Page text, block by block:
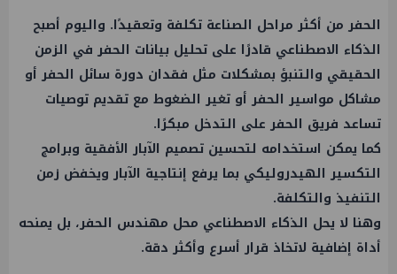
الحفر من أكثر مراحل الصناعة تكلفة وتعقيدًا. واليوم أصبح
الذكاء الاصطناعي قادرًا على تحليل بيانات الحفر في الزمن
الحقيقي والتنبؤ بمشكلات مثل فقدان دورة سائل الحفر أو
مشاكل مواسير الحفر أو تغير الضغوط مع تقديم توصيات
تساعد فريق الحفر على التدخل مبكرًا.
كما يمكن استخدامه لتحسين تصميم الآبار الأفقية وبرامج
التكسير الهيدروليكي بما يرفع إنتاجية الآبار ويخفض زمن
التنفيذ والتكلفة.
وهنا لا يحل الذكاء الاصطناعي محل مهندس الحفر، بل يمنحه
أداة إضافية لاتخاذ قرار أسرع وأكثر دقة.